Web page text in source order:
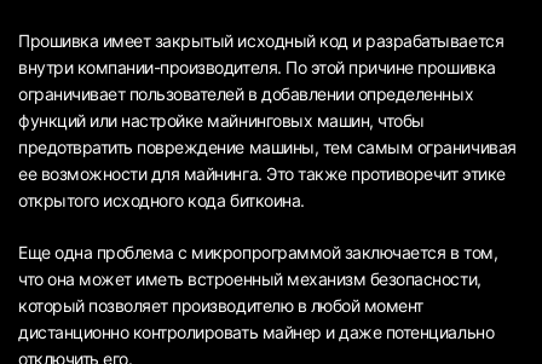
Прошивка имеет закрытый исходный код и разрабатывается
внутри компании-производителя. По этой причине прошивка
ограничивает пользователей в добавлении определенных
функций или настройке майнинговых машин, чтобы
предотвратить повреждение машины, тем самым ограничивая
ее возможности для майнинга. Это также противоречит этике
открытого исходного кода биткоина.
Еще одна проблема с микропрограммой заключается в том,
что она может иметь встроенный механизм безопасности,
который позволяет производителю в любой момент
дистанционно контролировать майнер и даже потенциально
отключить его.